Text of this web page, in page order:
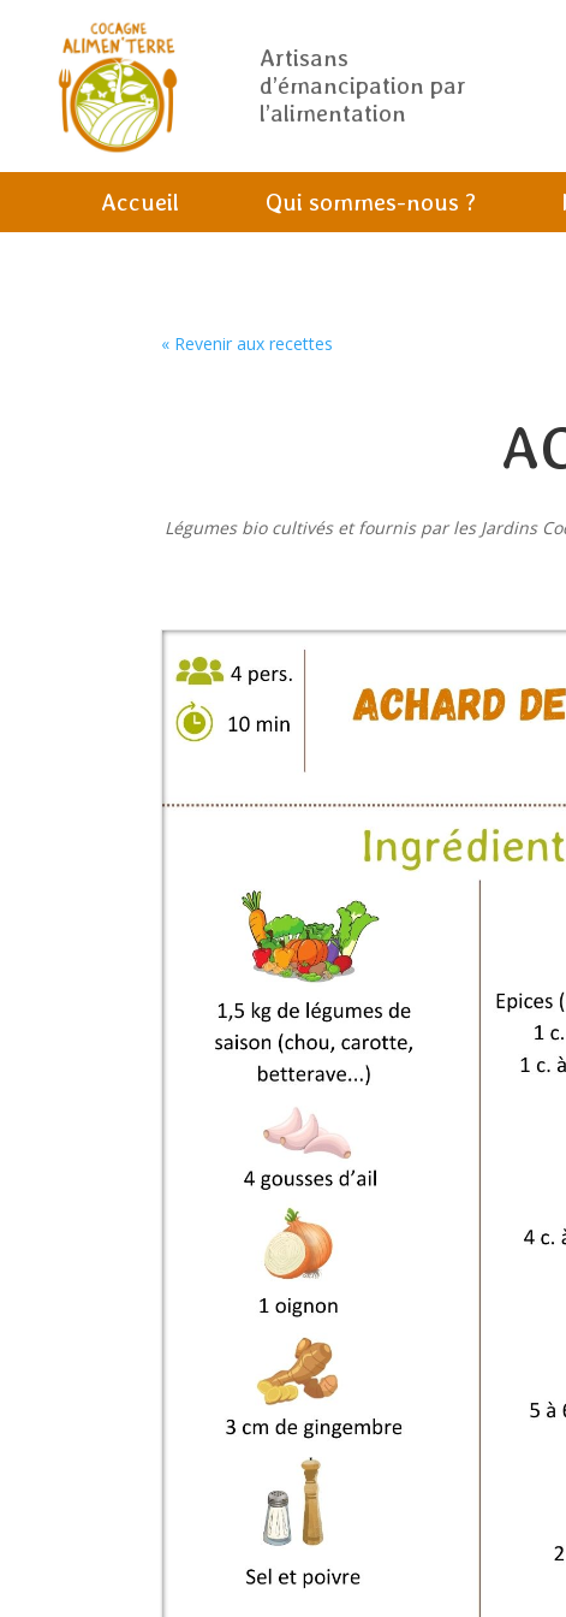
Artisans
d’émancipation par
l’alimentation
Accueil Qui sommes-nous ?
« Revenir aux recettes
Légumes bio cultivés et fournis par les Jardins